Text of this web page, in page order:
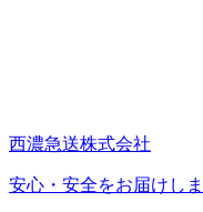
西濃急送株式会社
安心・安全をお届けし